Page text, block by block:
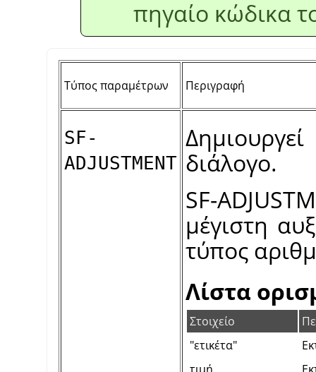
πηγαίο κώδικα
Τύπος παραμέτρων Περιγραφή
SF-
ADJUSTMENT διάλογο.
SF-
μέγιστη
τύπος
Λίστα
Στοιχείο
"ετικέτα"